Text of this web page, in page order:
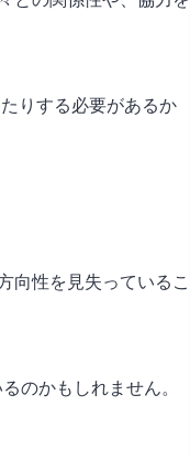
りする必要があるか
向性を見失っているこ
のかもしれません。